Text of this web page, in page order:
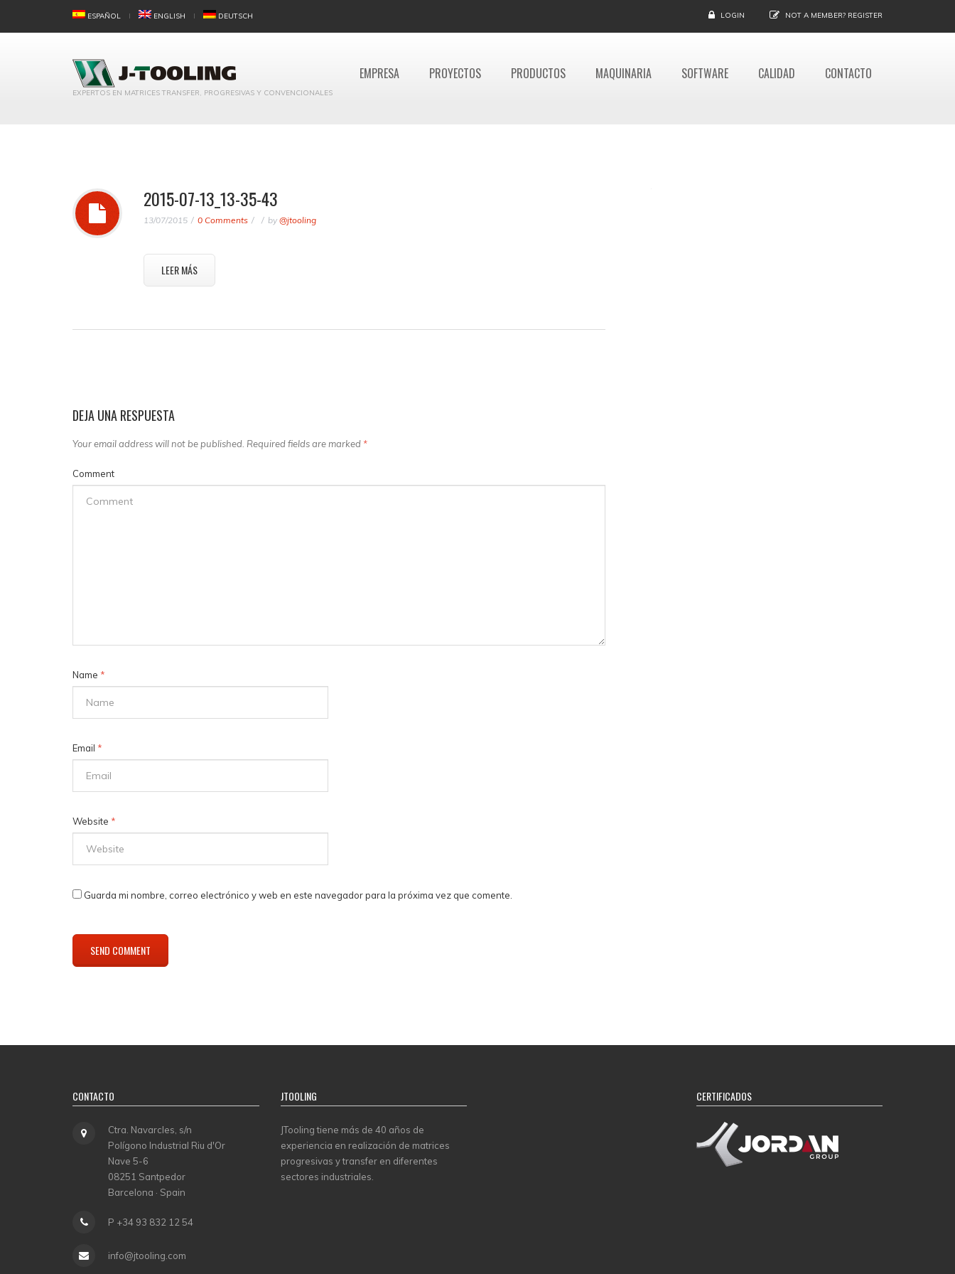
ESPAÑOL ENGLISH DEUTSCH LOGIN NOT A MEMBER? REGISTER
EXPERTOS EN MATRICES TRANSFER, PROGRESIVAS Y CONVENCIONALES
EMPRESA PROYECTOS PRODUCTOS MAQUINARIA SOFTWARE CALIDAD CONTACTO
2015-07-13_13-35-43
13/07/2015 0 Comments by @jtooling
LEER MÁS
DEJA UNA RESPUESTA
Your email address will not be published. Required fields are marked *
Comment
Name *
Email *
Website *
Guarda mi nombre, correo electrónico y web en este navegador para la próxima vez que comente.
CONTACTO
Ctra. Navarcles, s/n
Polígono Industrial Riu d'Or
Nave 5-6
08251 Santpedor
Barcelona · Spain
P +34 93 832 12 54
info@jtooling.com
JTOOLING
JTooling tiene más de 40 años de
experiencia en realización de matrices
progresivas y transfer en diferentes
sectores industriales.
CERTIFICADOS